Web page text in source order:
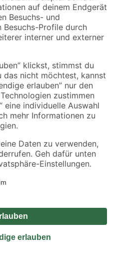
Versandarten
Die dargestellten Angebote sind unter
angegebenen Verfügbarkeiten beziehen
für Artikel mit Speditionsversand, hier
Vertrag widerrufen